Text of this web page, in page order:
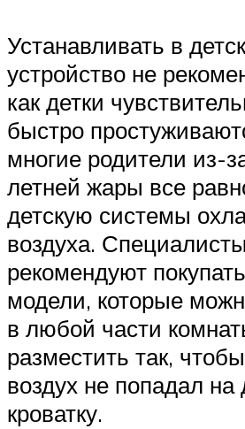
Устанавливать в
устройство не
как детки
быстро
многие родители из-
летней жары все
детскую системы
воздуха. Специалисты
рекомендуют
модели, которые
в любой части
разместить так,
воздух не попадал на
кроватку.